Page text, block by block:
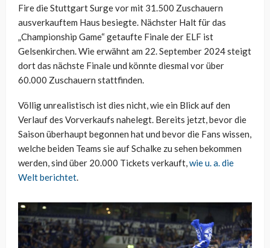
Fire die Stuttgart Surge vor mit 31.500 Zuschauern
ausverkauftem Haus besiegte. Nächster Halt für das
„Championship Game“ getaufte Finale der ELF ist
Gelsenkirchen. Wie erwähnt am 22. September 2024 steigt
dort das nächste Finale und könnte diesmal vor über
60.000 Zuschauern stattfinden.
Völlig unrealistisch ist dies nicht, wie ein Blick auf den
Verlauf des Vorverkaufs nahelegt. Bereits jetzt, bevor die
Saison überhaupt begonnen hat und bevor die Fans wissen,
welche beiden Teams sie auf Schalke zu sehen bekommen
werden, sind über 20.000 Tickets verkauft,wie u. a. die
Welt berichtet.